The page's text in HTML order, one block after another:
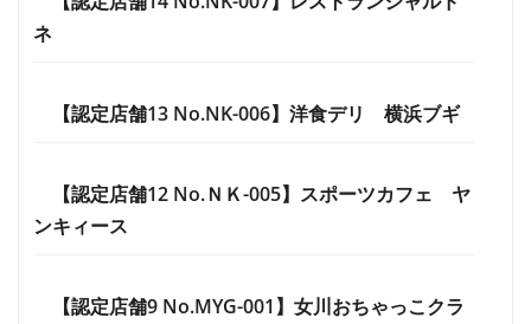
ネ
【認定店舗13 No.NK-006】洋食デリ 横浜ブギ
【認定店舗12 No.ＮＫ-005】スポーツカフェ ヤ
ンキィース
【認定店舗9 No.MYG-001】女川おちゃっこクラ